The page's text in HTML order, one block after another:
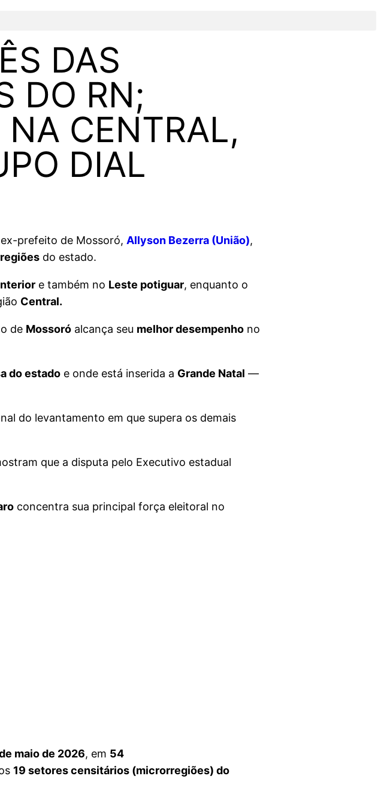
DAS
DO RN;
CENTRAL,
DIAL
prefeito de Mossoró, Allyson Bezerra (União),
do estado.
e também no Leste potiguar, enquanto o
Central.
de Mossoró alcança seu melhor desempenho no
do estado e onde está inserida a Grande Natal —
do levantamento em que supera os demais
que a disputa pelo Executivo estadual
concentra sua principal força eleitoral no
maio de 2026, em 54
19 setores censitários (microrregiões) do